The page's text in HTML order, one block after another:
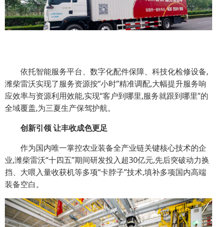
依托智能服务平台、数字化配件保障、科技化检修设备,
潍柴雷沃实现了服务资源按“小时”精准调配,大幅提升服务响
应效率与资源利用效能,实现“客户到哪里,服务就跟到哪里”的
全域覆盖,为三夏生产保驾护航。
创新引领 让丰收成色更足
作为国内唯一掌控农业装备全产业链关键核心技术的企
业,潍柴雷沃“十四五”期间研发投入超30亿元,先后突破动力换
挡、大喂入量收获机等多项“卡脖子”技术,填补多项国内高端
装备空白。